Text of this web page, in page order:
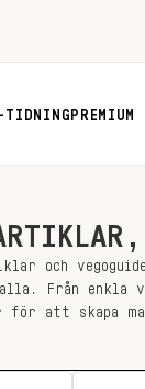
TIDNING PREMIUM
och
Från enkla
för att skapa